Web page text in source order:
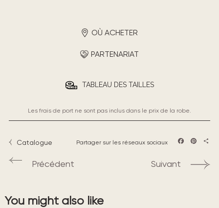
OÙ ACHETER
PARTENARIAT
TABLEAU DES TAILLES
Les frais de port ne sont pas inclus dans le prix de la robe.
Catalogue Partager sur les réseaux sociaux
Précédent Suivant
You might also like